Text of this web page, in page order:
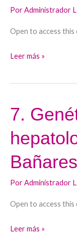
PorAdministrador
Open to access
Mª
Lledín
Leer más »
7.
Bañares
PorAdministrador
Open to access
7.
Genética
clínica
hepatología.
Bañares
Leer más »